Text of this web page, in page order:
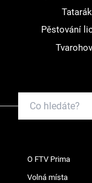
Pěstování
O FTV Prima
Volná místa